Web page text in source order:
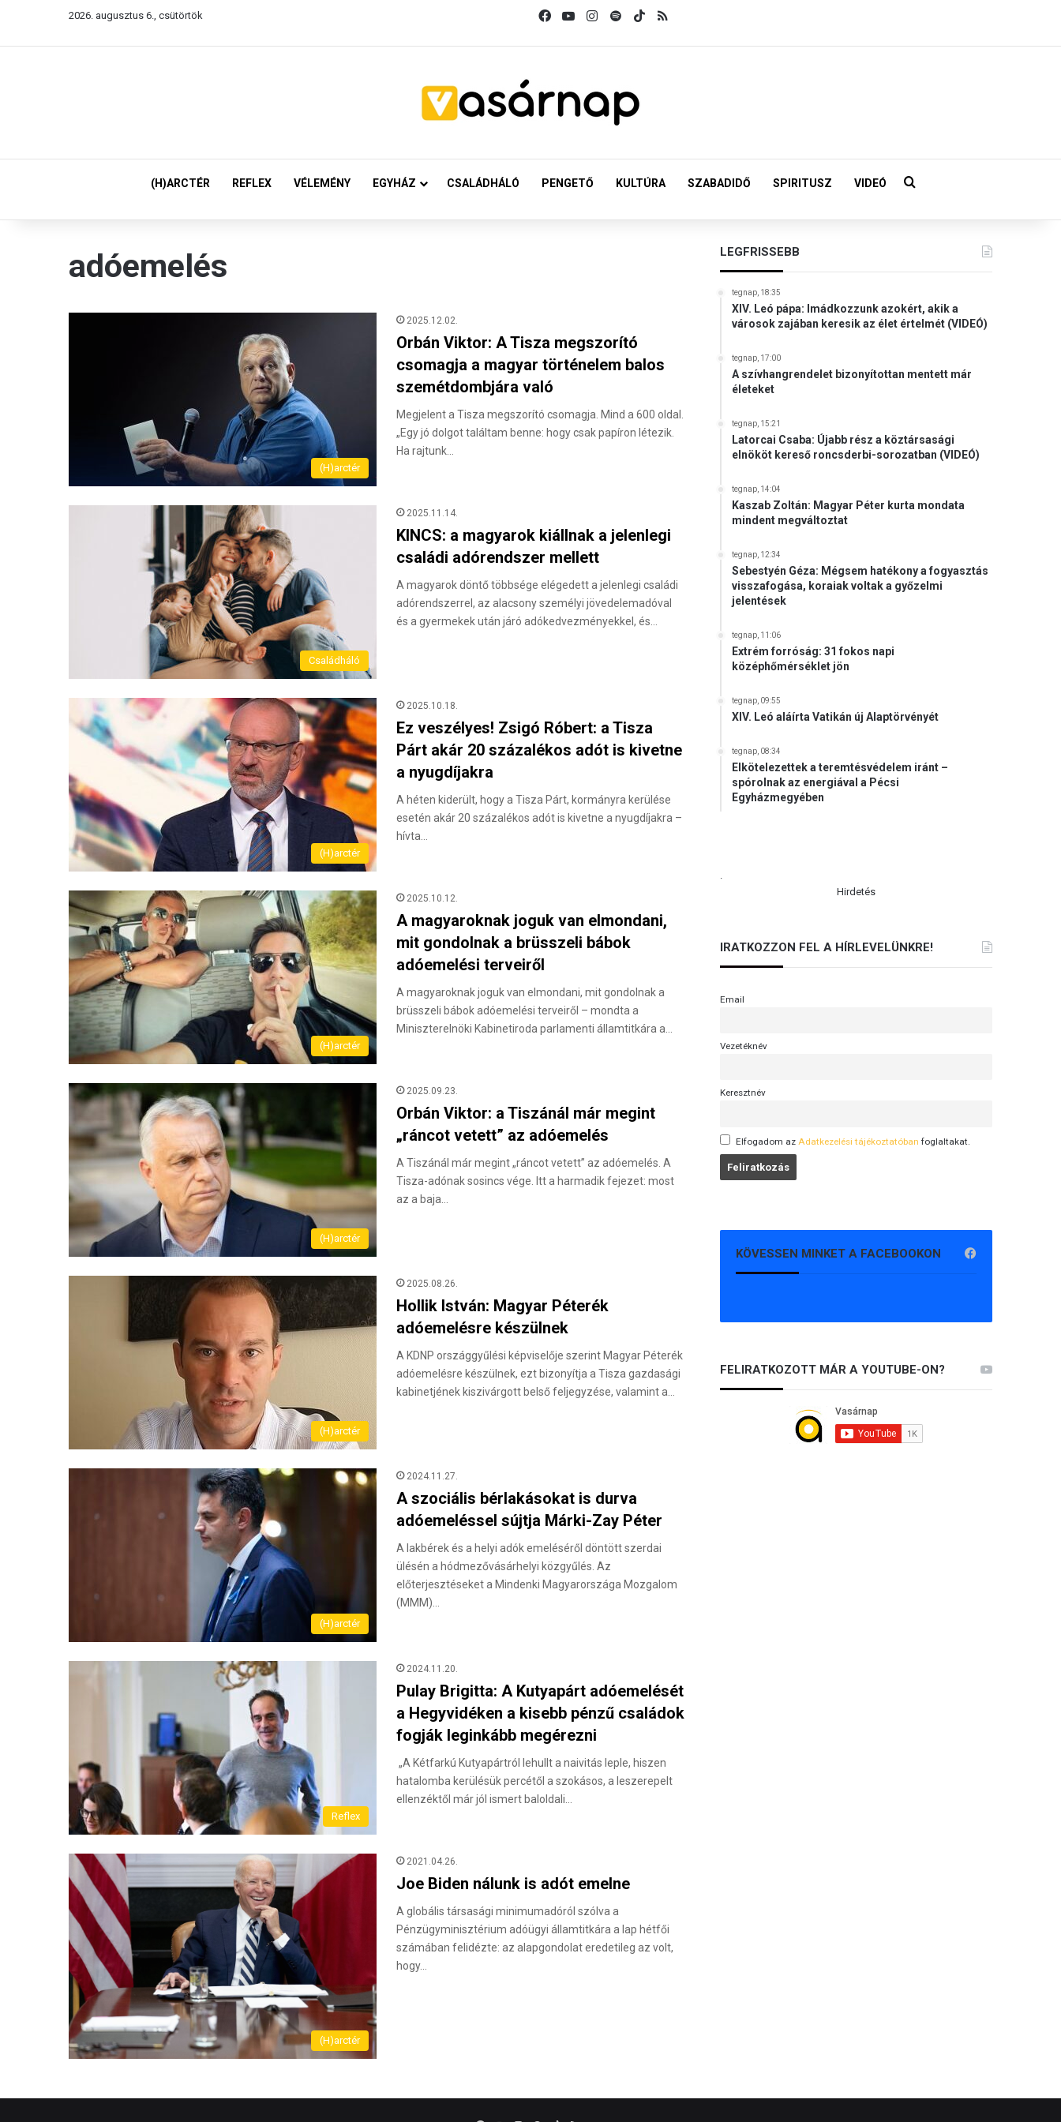
2026. augusztus 6., csütörtök FacebookYouTubeInstagram
SpotifyTikTok
(H)ARCTÉR REFLEX VÉLEMÉNY EGYHÁZ CSALÁDHÁLÓ PENGETŐ KULTÚRA SZABADIDŐ SPIRITUSZ VIDEÓ Keresés:
adóemelés
(H)arctér
2025.12.02.
Orbán Viktor: A Tisza megszorító
csomagja a magyar történelem balos
szemétdombjára való
Megjelent a Tisza megszorító csomagja. Mind a 600 oldal.
„Egy jó dolgot találtam benne: hogy csak papíron létezik.
Ha rajtunk…
Családháló
2025.11.14.
KINCS: a magyarok kiállnak a jelenlegi
családi adórendszer mellett
A magyarok döntő többsége elégedett a jelenlegi családi
adórendszerrel, az alacsony személyi jövedelemadóval
és a gyermekek után járó adókedvezményekkel, és…
(H)arctér
2025.10.18.
Ez veszélyes! Zsigó Róbert: a Tisza
Párt akár 20 százalékos adót is kivetne
a nyugdíjakra
A héten kiderült, hogy a Tisza Párt, kormányra kerülése
esetén akár 20 százalékos adót is kivetne a nyugdíjakra –
hívta…
(H)arctér
2025.10.12.
A magyaroknak joguk van elmondani,
mit gondolnak a brüsszeli bábok
adóemelési terveiről
A magyaroknak joguk van elmondani, mit gondolnak a
brüsszeli bábok adóemelési terveiről – mondta a
Miniszterelnöki Kabinetiroda parlamenti államtitkára a…
(H)arctér
2025.09.23.
Orbán Viktor: a Tiszánál már megint
„ráncot vetett” az adóemelés
A Tiszánál már megint „ráncot vetett” az adóemelés. A
Tisza-adónak sosincs vége. Itt a harmadik fejezet: most
az a baja…
(H)arctér
2025.08.26.
Hollik István: Magyar Péterék
adóemelésre készülnek
A KDNP országgyűlési képviselője szerint Magyar Péterék
adóemelésre készülnek, ezt bizonyítja a Tisza gazdasági
kabinetjének kiszivárgott belső feljegyzése, valamint a…
(H)arctér
2024.11.27.
A szociális bérlakásokat is durva
adóemeléssel sújtja Márki-Zay Péter
A lakbérek és a helyi adók emeléséről döntött szerdai
ülésén a hódmezővásárhelyi közgyűlés. Az
előterjesztéseket a Mindenki Magyarországa Mozgalom
(MMM)…
Reflex
2024.11.20.
Pulay Brigitta: A Kutyapárt adóemelését
a Hegyvidéken a kisebb pénzű családok
fogják leginkább megérezni
„A Kétfarkú Kutyapártról lehullt a naivitás leple, hiszen
hatalomba kerülésük percétől a szokásos, a leszerepelt
ellenzéktől már jól ismert baloldali…
(H)arctér
2021.04.26.
Joe Biden nálunk is adót emelne
A globális társasági minimumadóról szólva a
Pénzügyminisztérium adóügyi államtitkára a lap hétfői
számában felidézte: az alapgondolat eredetileg az volt,
hogy…
LEGFRISSEBB
tegnap, 18:35
XIV. Leó pápa: Imádkozzunk azokért, akik a
városok zajában keresik az élet értelmét (VIDEÓ)
tegnap, 17:00
A szívhangrendelet bizonyítottan mentett már
életeket
tegnap, 15:21
Latorcai Csaba: Újabb rész a köztársasági
elnököt kereső roncsderbi-sorozatban (VIDEÓ)
tegnap, 14:04
Kaszab Zoltán: Magyar Péter kurta mondata
mindent megváltoztat
tegnap, 12:34
Sebestyén Géza: Mégsem hatékony a fogyasztás
visszafogása, koraiak voltak a győzelmi
jelentések
tegnap, 11:06
Extrém forróság: 31 fokos napi
középhőmérséklet jön
tegnap, 09:55
XIV. Leó aláírta Vatikán új Alaptörvényét
tegnap, 08:34
Elkötelezettek a teremtésvédelem iránt –
spórolnak az energiával a Pécsi
Egyházmegyében
.
Hirdetés
IRATKOZZON FEL A HÍRLEVELÜNKRE!
Email
Vezetéknév
Keresztnév
Elfogadom az Adatkezelési tájékoztatóban foglaltakat.
KÖVESSEN MINKET A FACEBOOKON
FELIRATKOZOTT MÁR A YOUTUBE-ON?